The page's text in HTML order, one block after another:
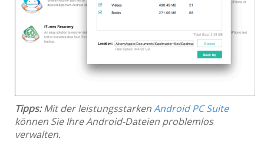
Tipps: Mit der leistungsstarkenAndroid PC Suite
können Sie Ihre Android-Dateien problemlos
verwalten.